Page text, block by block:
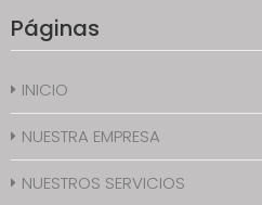
Páginas
INICIO
NUESTRA EMPRESA
NUESTROS SERVICIOS